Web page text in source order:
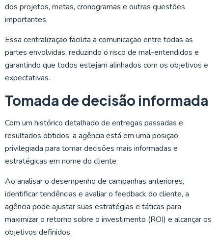
dos projetos, metas, cronogramas e outras questões
importantes.
Essa centralização facilita a comunicação entre todas as
partes envolvidas, reduzindo o risco de mal-entendidos e
garantindo que todos estejam alinhados com os objetivos e
expectativas.
Tomada de decisão informada
Com um histórico detalhado de entregas passadas e
resultados obtidos, a agência está em uma posição
privilegiada para tomar decisões mais informadas e
estratégicas em nome do cliente.
Ao analisar o desempenho de campanhas anteriores,
identificar tendências e avaliar o feedback do cliente, a
agência pode ajustar suas estratégias e táticas para
maximizar o retorno sobre o investimento (ROI) e alcançar os
objetivos definidos.